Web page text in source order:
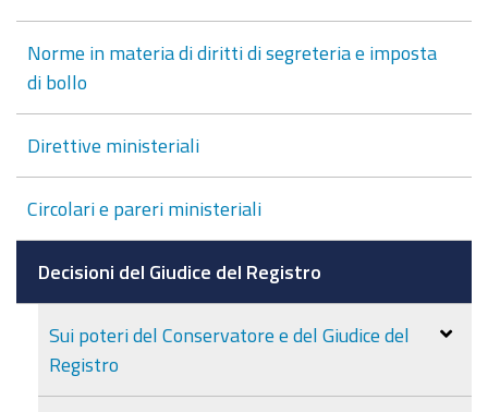
Norme in materia di diritti di segreteria e imposta
di bollo
Direttive ministeriali
Circolari e pareri ministeriali
Decisioni del Giudice del Registro
Sui poteri del Conservatore e del Giudice del
Registro